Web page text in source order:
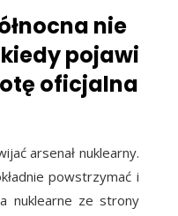
nie
pojawi
oficjalna
arsenał nuklearny.
powstrzymać i
nuklearne ze strony